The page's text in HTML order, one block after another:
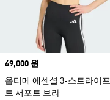
Price
49,000 원
옵티메 에센셜 3-스트라이프
트 서포트 브라